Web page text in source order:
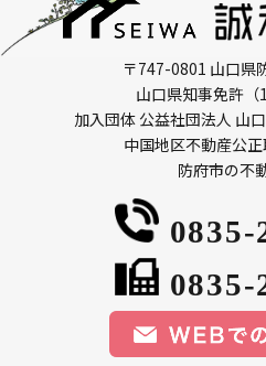
〒747-0801 山口県
山口県知事免許（
加入団体 公益社団法人 山
中国地区不動産公
防府市の不
0835-
0835-